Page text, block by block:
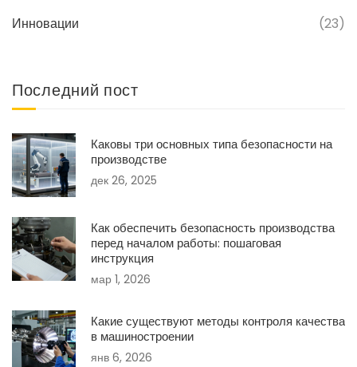
Инновации (23)
Последний пост
Каковы три основных типа безопасности на
производстве
дек 26, 2025
Как обеспечить безопасность производства
перед началом работы: пошаговая
инструкция
мар 1, 2026
Какие существуют методы контроля качества
в машиностроении
янв 6, 2026